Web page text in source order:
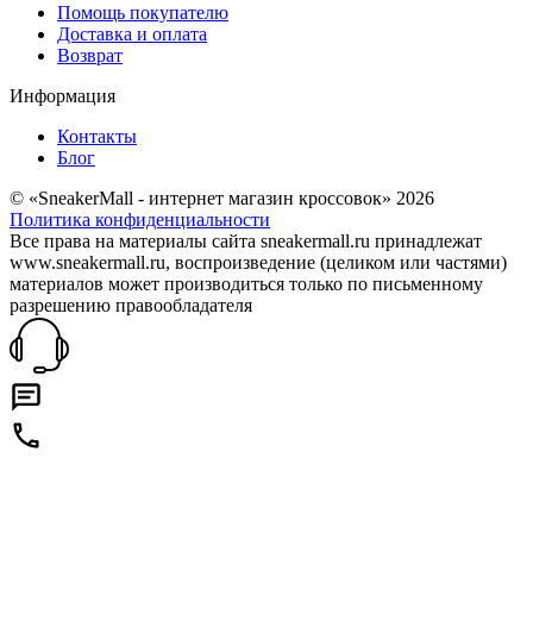
Помощь покупателю
Доставка и оплата
Возврат
Информация
Контакты
Блог
© «SneakerMall - интернет магазин кроссовок» 2026
Политика конфиденциальности
Все права на материалы сайта sneakermall.ru принадлежат
www.sneakermall.ru, воспроизведение (целиком или частями)
материалов может производиться только по письменному
разрешению правообладателя